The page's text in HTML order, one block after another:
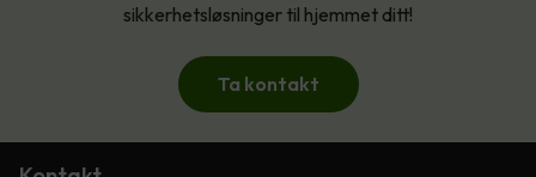
sikkerhetsløsninger til hjemmet ditt!
Ta kontakt